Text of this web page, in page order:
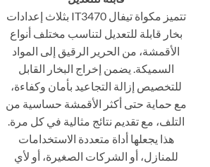
تتميز مكواة تيفال IT3470 بثلاث إعدادات
بخار قابلة للتعديل لتناسب مختلف أنواع
الأقمشة، من الحرير الرقيق إلى المواد
السميكة. يضمن إخراج البخار القابل
للتخصيص إزالة التجاعيد بأمان وكفاءة،
مع حماية حتى أكثر الأقمشة حساسية من
التلف، مع تقديم نتائج مثالية في كل مرة.
هذا يجعلها أداة متعددة الاستخدامات
للمنازل، أو الشركات الصغيرة، أو لأي